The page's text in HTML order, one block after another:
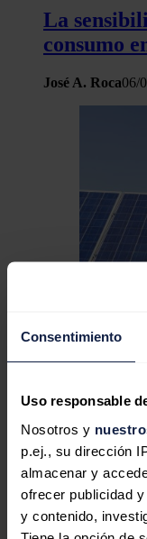
Consentimiento
Uso responsable
Nosotros y
p.ej., su dirección
almacenar y
ofrecer publicidad
y contenido,
La
consumo
José A. Roca06/
El
ayudas
proyectos
Redacción04/08/